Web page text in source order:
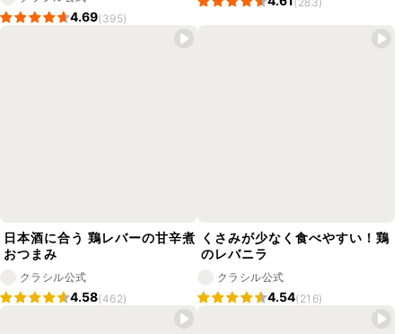
4.69(395)
日本酒に合う 鶏レバーの甘辛煮
おつまみ
クラシル公式
4.58(462)
くさみが少なく食べやすい！鶏
のレバニラ
クラシル公式
4.54(216)